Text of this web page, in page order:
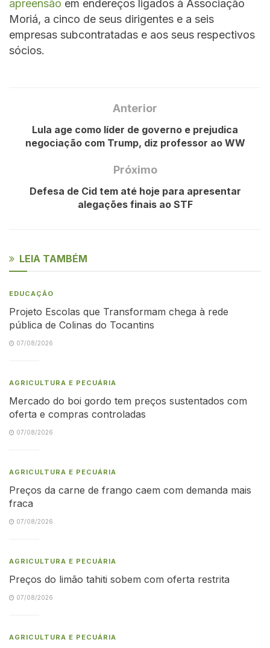
apreensão em endereços ligados à Associação
Moriá, a cinco de seus dirigentes e a seis
empresas subcontratadas e aos seus respectivos
sócios.
Anterior
Lula age como líder de governo e prejudica
negociação com Trump, diz professor ao WW
Próximo
Defesa de Cid tem até hoje para apresentar
alegações finais ao STF
LEIA TAMBÉM
EDUCAÇÃO
Projeto Escolas que Transformam chega à rede
pública de Colinas do Tocantins
07/08/2026
AGRICULTURA E PECUÁRIA
Mercado do boi gordo tem preços sustentados com
oferta e compras controladas
07/08/2026
AGRICULTURA E PECUÁRIA
Preços da carne de frango caem com demanda mais
fraca
07/08/2026
AGRICULTURA E PECUÁRIA
Preços do limão tahiti sobem com oferta restrita
07/08/2026
AGRICULTURA E PECUÁRIA